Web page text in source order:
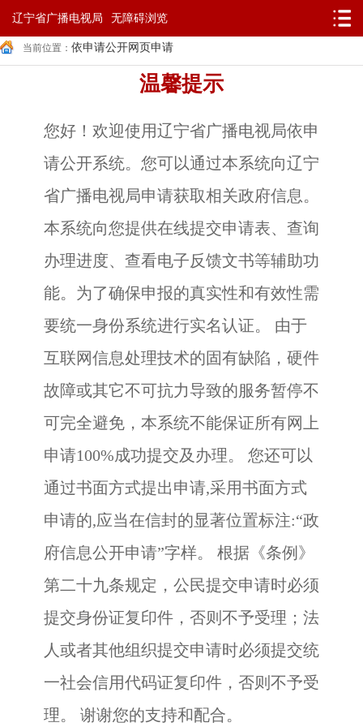
辽宁省广播电视局 无障碍浏览
当前位置： 依申请公开网页申请
温馨提示
您好！欢迎使用辽宁省广播电视局依申
请公开系统。您可以通过本系统向辽宁
省广播电视局申请获取相关政府信息。
本系统向您提供在线提交申请表、查询
办理进度、查看电子反馈文书等辅助功
能。为了确保申报的真实性和有效性需
要统一身份系统进行实名认证。 由于
互联网信息处理技术的固有缺陷，硬件
故障或其它不可抗力导致的服务暂停不
可完全避免，本系统不能保证所有网上
申请100%成功提交及办理。 您还可以
通过书面方式提出申请,采用书面方式
申请的,应当在信封的显著位置标注:“政
府信息公开申请”字样。 根据《条例》
第二十九条规定，公民提交申请时必须
提交身份证复印件，否则不予受理；法
人或者其他组织提交申请时必须提交统
一社会信用代码证复印件，否则不予受
理。 谢谢您的支持和配合。